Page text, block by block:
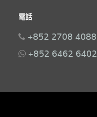
電話
+852 2708 4088
+852 6462 6402